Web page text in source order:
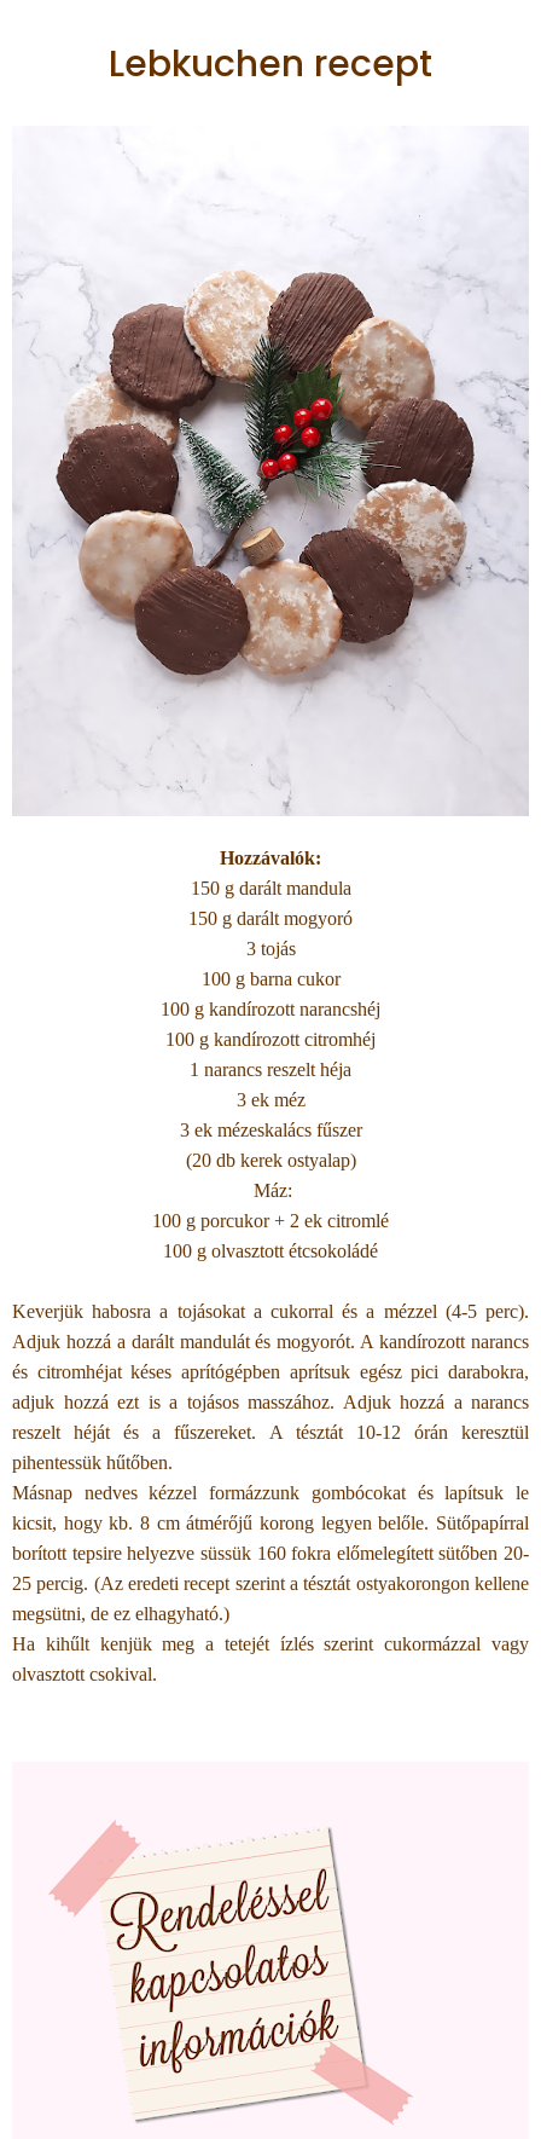
Lebkuchen recept
Hozzávalók:
150 g darált mandula
150 g darált mogyoró
3 tojás
100 g barna cukor
100 g kandírozott narancshéj
100 g kandírozott citromhéj
1 narancs reszelt héja
3 ek méz
3 ek mézeskalács fűszer
(20 db kerek ostyalap)
Máz:
100 g porcukor + 2 ek citromlé
100 g olvasztott étcsokoládé
Keverjük habosra a tojásokat a cukorral és a mézzel (4-5 perc).
Adjuk hozzá a darált mandulát és mogyorót. A kandírozott narancs
és citromhéjat késes aprítógépben aprítsuk egész pici darabokra,
adjuk hozzá ezt is a tojásos masszához. Adjuk hozzá a narancs
reszelt héját és a fűszereket. A tésztát 10-12 órán keresztül
pihentessük hűtőben.
Másnap nedves kézzel formázzunk gombócokat és lapítsuk le
kicsit, hogy kb. 8 cm átmérőjű korong legyen belőle. Sütőpapírral
borított tepsire helyezve süssük 160 fokra előmelegített sütőben 20-
25 percig. (Az eredeti recept szerint a tésztát ostyakorongon kellene
megsütni, de ez elhagyható.)
Ha kihűlt kenjük meg a tetejét ízlés szerint cukormázzal vagy
olvasztott csokival.